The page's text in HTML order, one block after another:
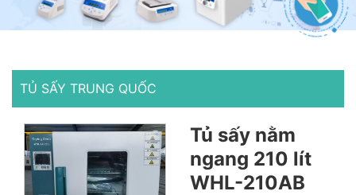
TỦ SẤY TRUNG QUỐC
Tủ sấy nằm
ngang 210 lít
WHL-210AB